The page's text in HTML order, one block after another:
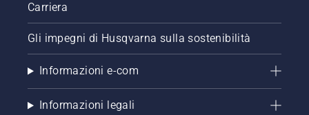
sportivi,
aiutando
i
Carriera
Gli impegni di Husqvarna sulla sostenibilità
Informazioni e-com
Informazioni legali